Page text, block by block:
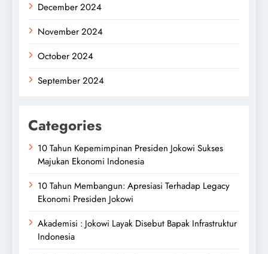
December 2024
November 2024
October 2024
September 2024
Categories
10 Tahun Kepemimpinan Presiden Jokowi Sukses
Majukan Ekonomi Indonesia
10 Tahun Membangun: Apresiasi Terhadap Legacy
Ekonomi Presiden Jokowi
Akademisi : Jokowi Layak Disebut Bapak Infrastruktur
Indonesia